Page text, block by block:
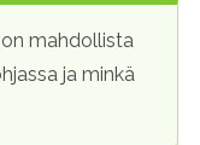
mahdollista
ja minkä